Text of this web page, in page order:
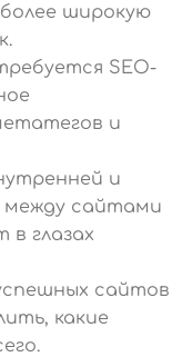
широкую
SEO-
и
и
между сайтами
глазах
сайтов
какие